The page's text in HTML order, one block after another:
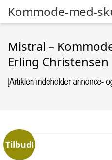
Kommode-med-
Mistral –
Erling
Tilbud!